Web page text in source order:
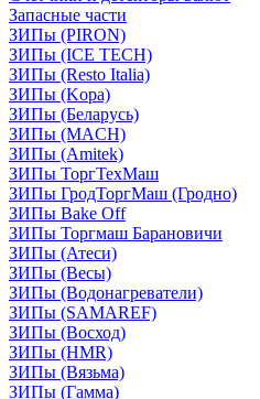
Запасные части
ЗИПы (PIRON)
ЗИПы (ICE TECH)
ЗИПы (Resto Italia)
ЗИПы (Kopa)
ЗИПы (Беларусь)
ЗИПы (MACH)
ЗИПы (Amitek)
ЗИПы ТоргТехМаш
ЗИПы ГродТоргМаш (Гродно)
ЗИПы Bake Off
ЗИПы Торгмаш Барановичи
ЗИПы (Атеси)
ЗИПы (Весы)
ЗИПы (Водонагреватели)
ЗИПы (SAMAREF)
ЗИПы (Восход)
ЗИПы (HMR)
ЗИПы (Вязьма)
ЗИПы (Гамма)